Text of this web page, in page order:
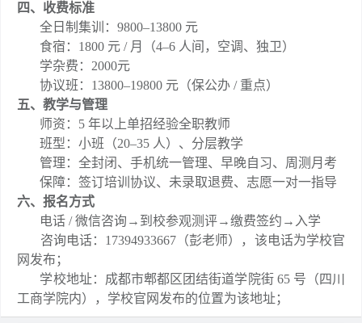
四、收费标准
全日制集训：9800–13800 元
食宿：1800 元 / 月（4–6 人间，空调、独卫）
学杂费：2000元
协议班：13800–19800 元（保公办 / 重点）
五、教学与管理
师资：5 年以上单招经验全职教师
班型：小班（20–35 人）、分层教学
管理：全封闭、手机统一管理、早晚自习、周测月考
保障：签订培训协议、未录取退费、志愿一对一指导
六、报名方式
电话 / 微信咨询→到校参观测评→缴费签约→入学
咨询电话：17394933667（彭老师），该电话为学校官
网发布；
学校地址：成都市郫都区团结街道学院街 65 号（四川
工商学院内），学校官网发布的位置为该地址；